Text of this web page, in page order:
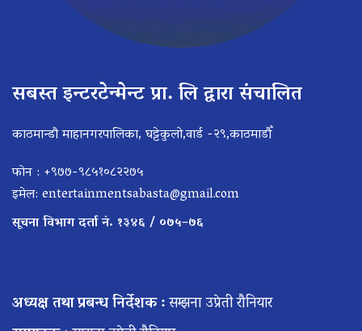
सबस्त इन्टरटेन्मेन्ट प्रा. लि द्वारा संचालित
काठमान्डौ माहानगरपालिका, घट्टेकुलो,वार्ड -२९,काठमाडौँ
फोन : +९७७-९८५१०८२२७५
इमेल: entertainmentsabasta@gmail.com
सूचना विभाग दर्ता नं. १३४६ / ०७५–७६
अध्यक्ष तथा प्रबन्ध निर्देशक :सम्झना उप्रेती रौनियार